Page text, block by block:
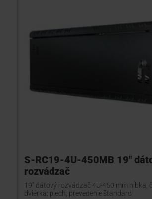
S-RC19-4U-450MB 19"
rozvádzač
19" dátový rozvádzač 4U-450 mm hĺbka,
dvierka: plech, prevedenie štandard